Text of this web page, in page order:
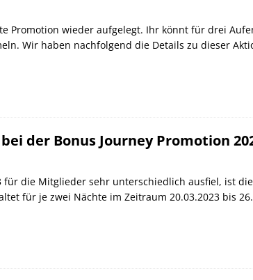
Promotion wieder aufgelegt. Ihr könnt für drei
Wir haben nachfolgend die Details zu dieser
der Bonus Journey Promotion
für die Mitglieder sehr unterschiedlich ausfiel, ist
für je zwei Nächte im Zeitraum 20.03.2023 bis